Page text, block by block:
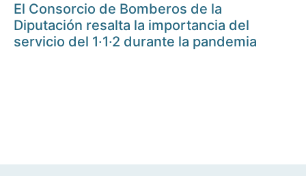
El Consorcio de Bomberos de la
Diputación resalta la importancia del
servicio del 1·1·2 durante la pandemia